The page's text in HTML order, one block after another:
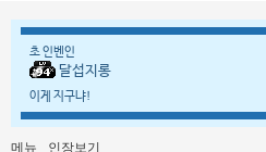
초 인벤인
달섭지롱
이게 지구냐!
메뉴 인장보기